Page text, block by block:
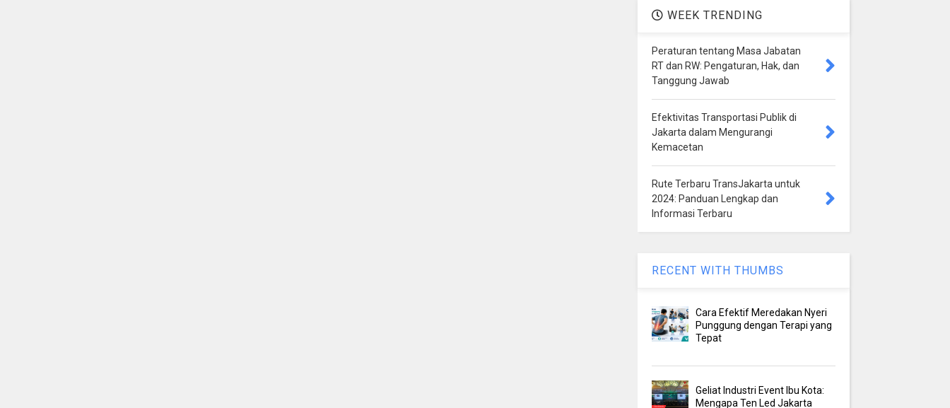
WEEK TRENDING
Peraturan tentang Masa Jabatan
RT dan RW: Pengaturan, Hak, dan
Tanggung Jawab
Efektivitas Transportasi Publik di
Jakarta dalam Mengurangi
Kemacetan
Rute Terbaru TransJakarta untuk
2024: Panduan Lengkap dan
Informasi Terbaru
RECENT WITH THUMBS
Cara Efektif Meredakan Nyeri
Punggung dengan Terapi yang
Tepat
Geliat Industri Event Ibu Kota:
Mengapa Ten Led Jakarta